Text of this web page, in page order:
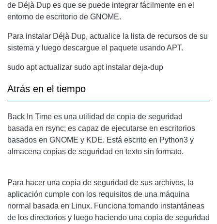
de Déjà Dup es que se puede integrar fácilmente en el
entorno de escritorio de GNOME.
Para instalar Déjà Dup, actualice la lista de recursos de su
sistema y luego descargue el paquete usando APT.
sudo apt actualizar sudo apt instalar deja-dup
Atrás en el tiempo
Back In Time es una utilidad de copia de seguridad
basada en rsync; es capaz de ejecutarse en escritorios
basados ​​en GNOME y KDE. Está escrito en Python3 y
almacena copias de seguridad en texto sin formato.
Para hacer una copia de seguridad de sus archivos, la
aplicación cumple con los requisitos de una máquina
normal basada en Linux. Funciona tomando instantáneas
de los directorios y luego haciendo una copia de seguridad